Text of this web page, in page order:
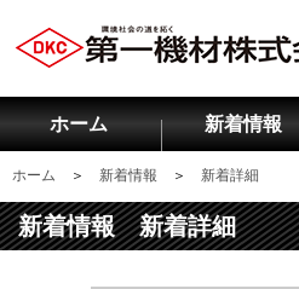
ホーム 新着情報
ホーム ＞ 新着情報 ＞ 新着詳細
新着情報 新着詳細